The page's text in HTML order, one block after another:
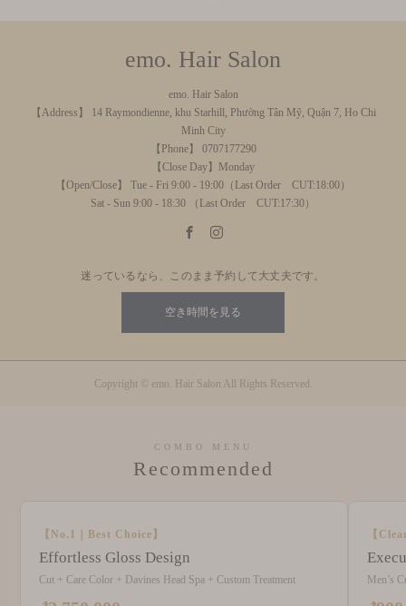
emo. Hair Salon
emo. Hair Salon
【Address】 14 Raymondienne, khu Starhill, Phường Tân Mỹ, Quận 7, Ho Chi
Minh City
【Phone】 0707177290
【Close Day】Monday
【Open/Close】 Tue - Fri 9:00 - 19:00（Last Order CUT:18:00）
Sat - Sun 9:00 - 18:30 （Last Order CUT:17:30）
迷っているなら、このまま予約して大丈夫です。
空き時間を見る
Copyright © emo. Hair Salon All Rights Reserved.
COMBO MENU
Recommended
【No.1｜Best Choice】
Effortless Gloss Design
Cut + Care Color + Davines Head Spa + Custom Treatment
【
Men’s